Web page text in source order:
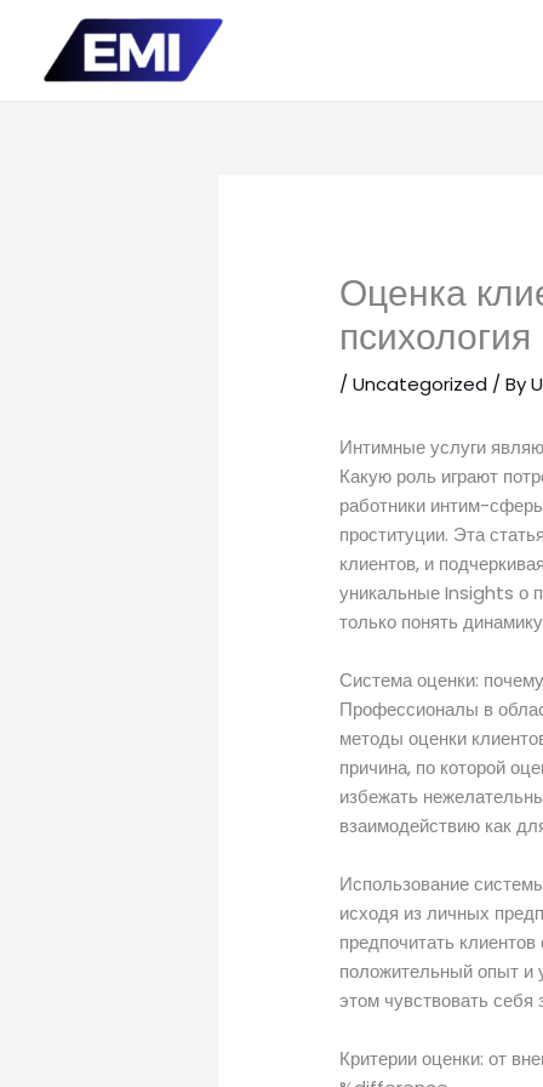
content
Оценка
психология
/Uncategorized / By
Интимные услуги
Какую роль играют
работники интим-
проституции. Эта
клиентов, и
уникальные Insights о
только понять
Система оценки:
Профессионалы в
методы оценки
причина, по которой
избежать
взаимодействию как
Использование
исходя из личных
предпочитать
положительный опыт и
этом чувствовать
Критерии оценки: от